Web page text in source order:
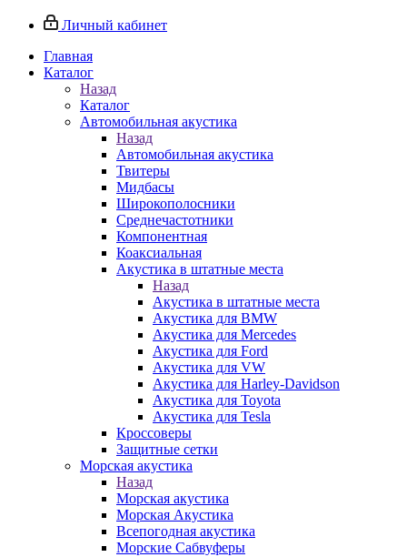
Личный кабинет
Главная
Каталог
Назад
Каталог
Автомобильная акустика
Назад
Автомобильная акустика
Твитеры
Мидбасы
Широкополосники
Среднечастотники
Компонентная
Коаксиальная
Акустика в штатные места
Назад
Акустика в штатные места
Акустика для BMW
Акустика для Mercedes
Акустика для Ford
Акустика для VW
Акустика для Harley-Davidson
Акустика для Toyota
Акустика для Tesla
Кроссоверы
Защитные сетки
Морская акустика
Назад
Морская акустика
Морская Акустика
Всепогодная акустика
Морские Сабвуферы